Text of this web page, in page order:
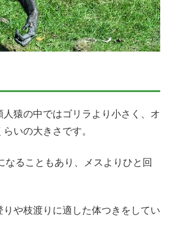
猿の中ではゴリラより小さく、オ
いの大きさです。
なることもあり、メスよりひと回
や枝渡りに適した体つきをしてい